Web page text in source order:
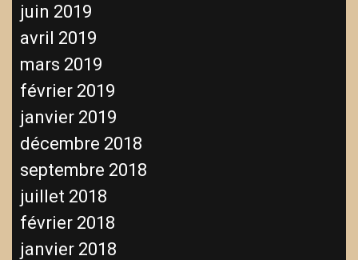
juin 2019
avril 2019
mars 2019
février 2019
janvier 2019
décembre 2018
septembre 2018
juillet 2018
février 2018
janvier 2018